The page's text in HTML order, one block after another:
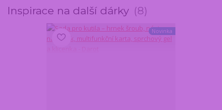
Inspirace na další dárky 8
Novinka